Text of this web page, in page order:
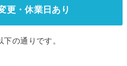
更・休業日あり
の通りです。